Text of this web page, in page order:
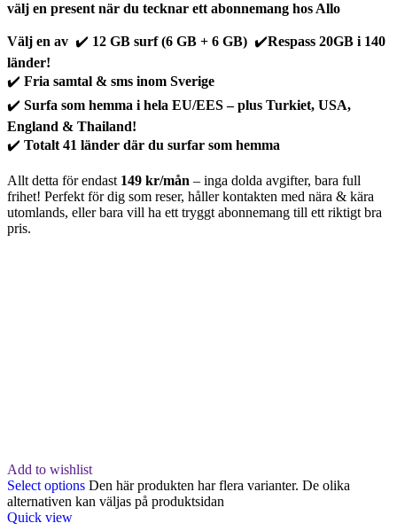
välj en present när du tecknar ett abonnemang hos Allo
Välj en av ✔️ 12 GB surf (6 GB + 6 GB) ✔️Respass 20GB i 140
länder!
✔️ Fria samtal & sms inom Sverige
✔️ Surfa som hemma i hela EU/EES – plus Turkiet, USA,
England & Thailand!
✔️ Totalt 41 länder där du surfar som hemma
Allt detta för endast 149 kr/mån – inga dolda avgifter, bara full
frihet! Perfekt för dig som reser, håller kontakten med nära & kära
utomlands, eller bara vill ha ett tryggt abonnemang till ett riktigt bra
pris.
Add to wishlist
Select options Den här produkten har flera varianter. De olika
alternativen kan väljas på produktsidan
Quick view